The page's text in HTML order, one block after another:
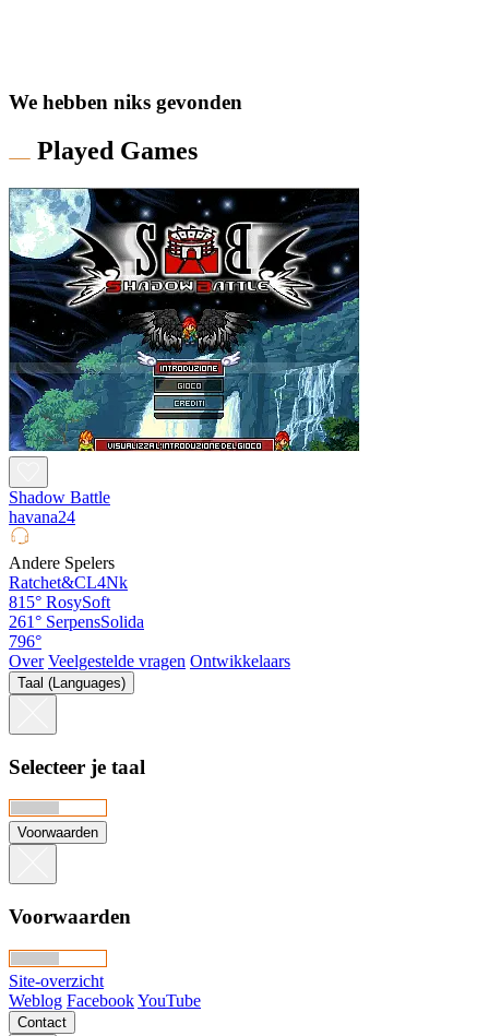
We hebben niks gevonden
Played Games
Shadow Battle
havana24
Andere Spelers
Ratchet&CL4Nk
815° RosySoft
261° SerpensSolida
796°
Over Veelgestelde vragen Ontwikkelaars
Taal (Languages)
Selecteer je taal
Voorwaarden
Voorwaarden
Site-overzicht
Weblog FacebookYouTube
Contact